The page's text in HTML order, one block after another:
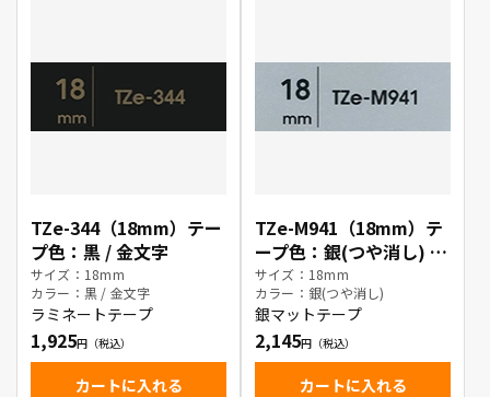
TZe-344（18mm）テー
プ色：黒 / 金文字
サイズ：18mm
カラー：黒 / 金文字
ラミネートテープ
1,925
カートに入れる
TZe-M941（18mm）テ
ープ色：銀(つや消し) /
黒文字
サイズ：18mm
カラー：銀(つや消し)
銀マットテープ
2,145
カートに入れる